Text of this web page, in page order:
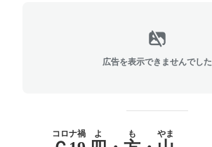
広告を表示できませんでした
コロナ禍 よ も やま